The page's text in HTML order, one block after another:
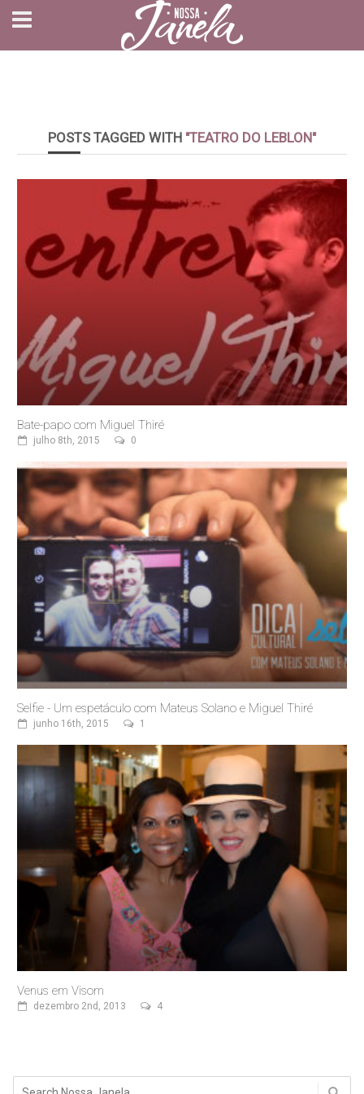
POSTS TAGGED WITH "TEATRO DO LEBLON"
Bate-papo com Miguel Thiré
julho 8th, 2015 0
Selfie - Um espetáculo com Mateus Solano e Miguel Thiré
junho 16th, 2015 1
Venus em Visom
dezembro 2nd, 2013 4